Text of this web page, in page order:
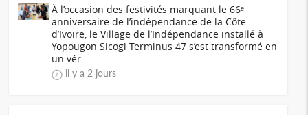
À l’occasion des festivités marquant le 66ᵉ
anniversaire de l’indépendance de la Côte
d’Ivoire, le Village de l’Indépendance installé à
Yopougon Sicogi Terminus 47 s’est transformé en
un vér...
il y a 2 jours